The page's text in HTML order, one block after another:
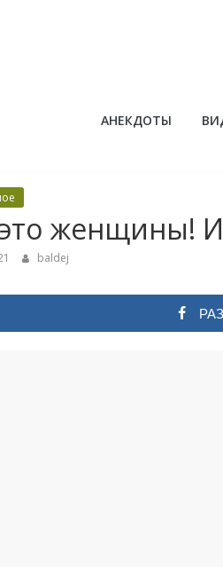
АНЕКДОТЫ
женщины!
baldej